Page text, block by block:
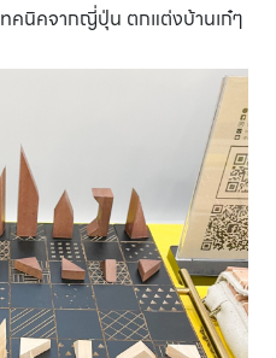
คนิคจากญี่ปุ่น ตกแต่งบ้านเก๋ๆ